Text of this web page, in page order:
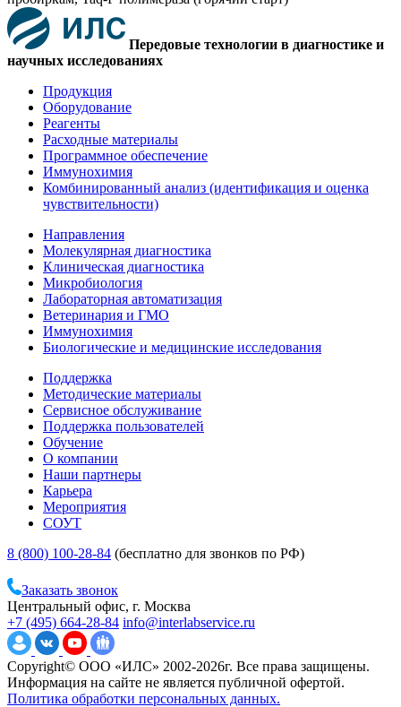
Передовые технологии в диагностике и
научных исследованиях
Продукция
Оборудование
Реагенты
Расходные материалы
Программное обеспечение
Иммунохимия
Комбинированный анализ (идентификация и оценка
чувствительности)
Направления
Молекулярная диагностика
Клиническая диагностика
Микробиология
Лабораторная автоматизация
Ветеринария и ГМО
Иммунохимия
Биологические и медицинские исследования
Поддержка
Методические материалы
Сервисное обслуживание
Поддержка пользователей
Обучение
О компании
Наши партнеры
Карьера
Мероприятия
СОУТ
8 (800) 100-28-84 (бесплатно для звонков по РФ)
Заказать звонок
Центральный офис, г. Москва
+7 (495) 664-28-84 info@interlabservice.ru
Copyright© ООО «ИЛС» 2002-2026г. Все права защищены.
Информация на сайте не является публичной офертой.
Политика обработки персональных данных.